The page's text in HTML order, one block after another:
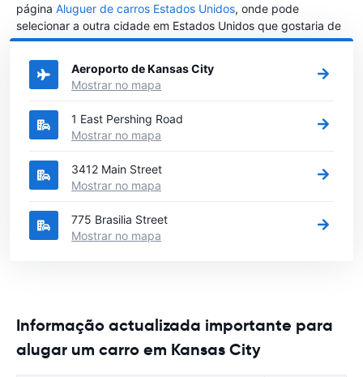
página Aluguer de carros Estados Unidos, onde pode
selecionar a outra cidade em Estados Unidos que gostaria de
alugar um carro
Aeroporto de Kansas City
Mostrar no mapa
1 East Pershing Road
Mostrar no mapa
3412 Main Street
Mostrar no mapa
775 Brasilia Street
Mostrar no mapa
Informação actualizada importante para
alugar um carro em Kansas City